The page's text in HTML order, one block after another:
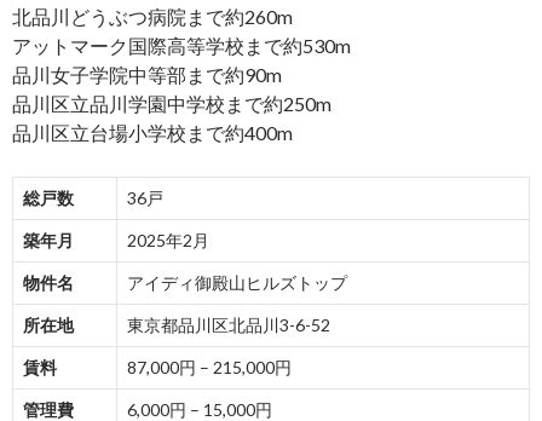
北品川どうぶつ病院まで約260m
アットマーク国際高等学校まで約530m
品川女子学院中等部まで約90m
品川区立品川学園中学校まで約250m
品川区立台場小学校まで約400m
総戸数 36戸
築年月 2025年2月
物件名 アイディ御殿山ヒルズトップ
所在地 東京都品川区北品川3-6-52
賃料 87,000円 – 215,000円
管理費 6,000円 – 15,000円